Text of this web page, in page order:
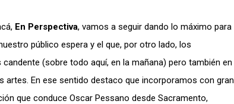
En Perspectiva, vamos a seguir dando lo máximo para
público espera y el que, por otro lado, los
(sobre todo aquí, en la mañana) pero también en
artes. En ese sentido destaco que incorporamos con gran
que conduce Oscar Pessano desde Sacramento,